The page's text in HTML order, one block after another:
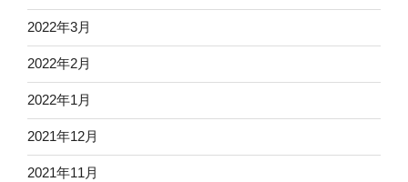
2022年3月
2022年2月
2022年1月
2021年12月
2021年11月